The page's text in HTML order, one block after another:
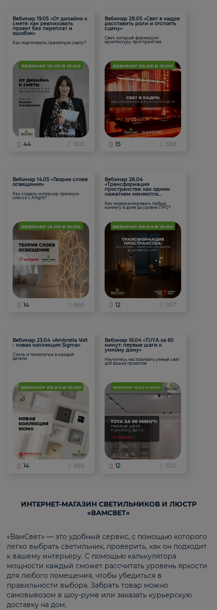
Вебинар 19.05 «От дизайна к
смете: как реализовать
проект без переплат и
ошибок»
Как подготовить грамотную смету?
44 1105
Вебинар 28.05 «Свет в кадре:
расставить роли и отстоять
сцену»
Свет, который формирует
архитектуру пространства.
15 658
Вебинар 14.05 «Теория слоев
освещения»
Как создать интерьер премиум-
класса с Arlight?
14 660
Вебинар 28.04
«Трансформация
пространства: как одним
нажатием меняются
Как модернизировать любую
комнату в доме до уровня ПРО?
12 1107
Вебинар 23.04 «Ambrella Volt
- новая коллекция Sigma»
Стиль и технологии в каждой
детали
14 686
Вебинар 16.04 «TUYA за 60
минут: первые шаги к
умному дому»
Научитесь настраивать умный свет
для ваших проектов
12 620
ИНТЕРНЕТ-МАГАЗИН СВЕТИЛЬНИКОВ И ЛЮСТР
«ВАМСВЕТ»
«ВамСвет» — это удобный сервис, с помощью которого
легко выбрать светильник, проверить, как он подходит
к вашему интерьеру. С помощью калькулятора
мощности каждый сможет рассчитать уровень яркости
для любого помещения, чтобы убедиться в
правильности выбора. Забрать товар можно
самовывозом в шоу-руме или заказать курьерскую
доставку на дом.